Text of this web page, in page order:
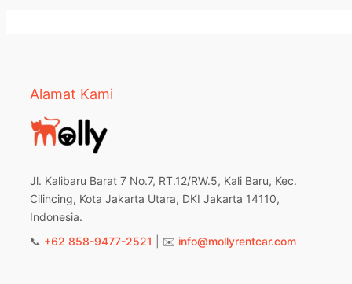
Alamat Kami
Jl. Kalibaru Barat 7 No.7, RT.12/RW.5, Kali Baru, Kec.
Cilincing, Kota Jakarta Utara, DKI Jakarta 14110,
Indonesia.
📞 +62 858-9477-2521 | ✉️ info@mollyrentcar.com